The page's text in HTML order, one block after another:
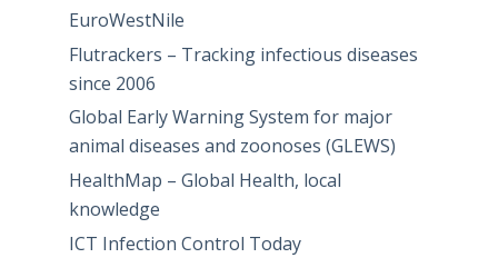
EuroWestNile
Flutrackers – Tracking infectious diseases
since 2006
Global Early Warning System for major
animal diseases and zoonoses (GLEWS)
HealthMap – Global Health, local
knowledge
ICT Infection Control Today